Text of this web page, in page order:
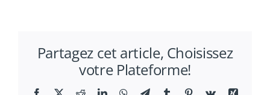
Julien
Partagez cet article, Choisissez
votre Plateforme!
Facebook
X RedditLinkedInWhatsApp
TelegramTumblr Pinterest
Vk
Xing